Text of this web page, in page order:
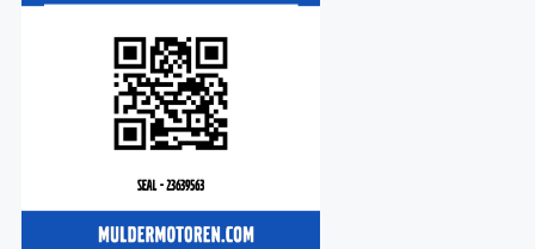
Onderdelen
Bedrijfsvaart
Onderdelen
Motoren
Onderdelen
Service en onderhoud